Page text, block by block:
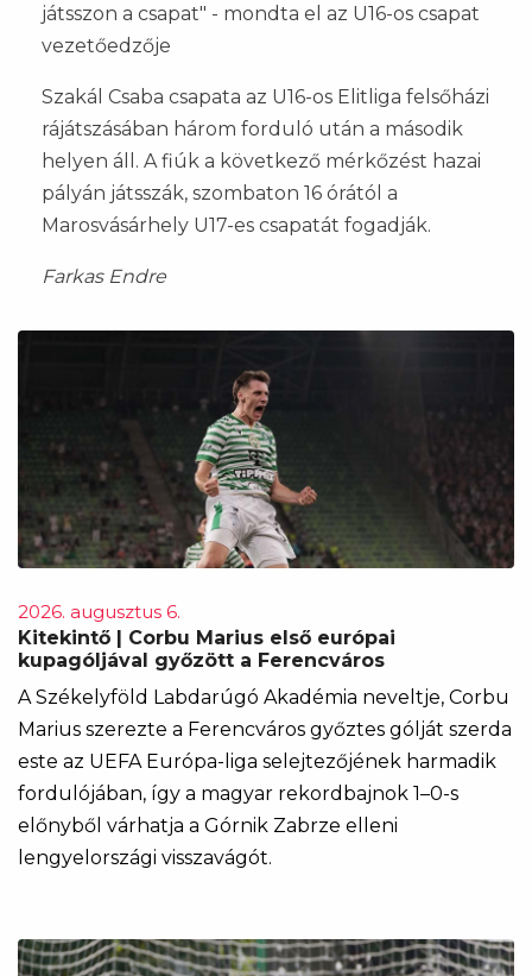
játsszon a csapat" - mondta el az U16-os csapat
vezetőedzője
Szakál Csaba csapata az U16-os Elitliga felsőházi
rájátszásában három forduló után a második
helyen áll. A fiúk a következő mérkőzést hazai
pályán játsszák, szombaton 16 órától a
Marosvásárhely U17-es csapatát fogadják.
Farkas Endre
2026. augusztus 6.
Kitekintő | Corbu Marius első európai
kupagóljával győzött a Ferencváros
A Székelyföld Labdarúgó Akadémia neveltje, Corbu
Marius szerezte a Ferencváros győztes gólját szerda
este az UEFA Európa-liga selejtezőjének harmadik
fordulójában, így a magyar rekordbajnok 1–0-s
előnyből várhatja a Górnik Zabrze elleni
lengyelországi visszavágót.